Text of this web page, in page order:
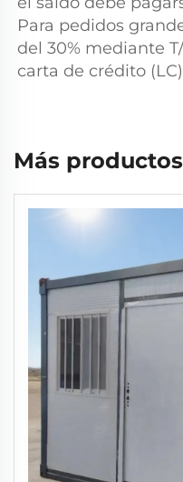
Para pedidos
del 30% mediante
carta de crédito
Más productos